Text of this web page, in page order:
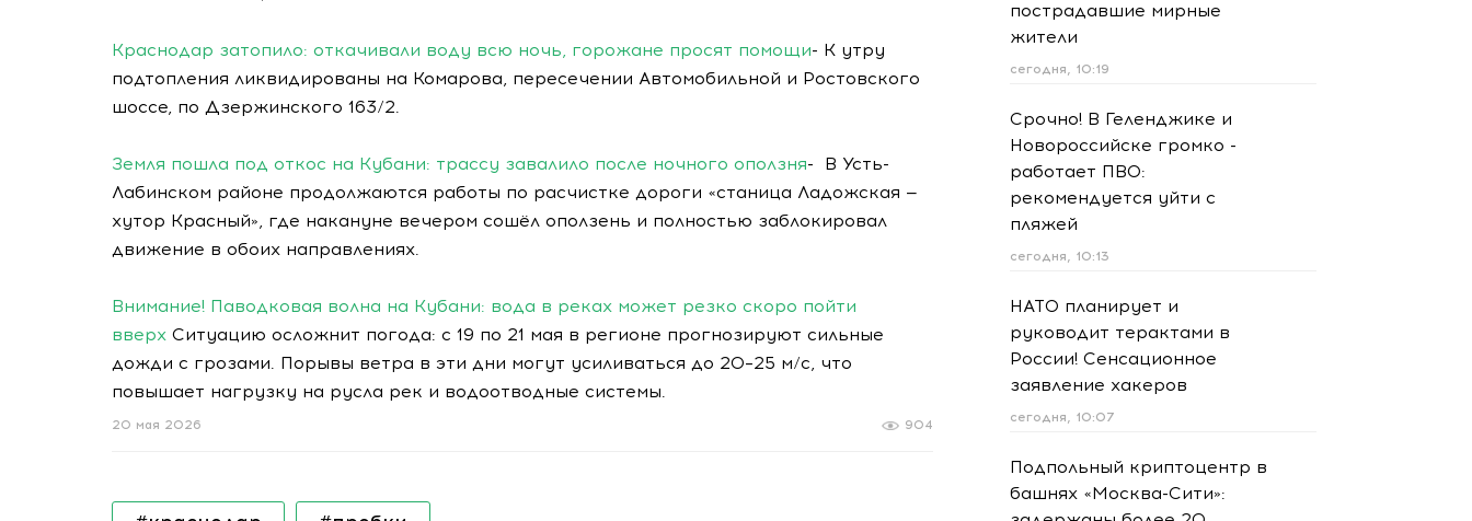
Краснодар затопило: откачивали воду всю ночь, горожане просят помощи- К утру
подтопления ликвидированы на Комарова, пересечении Автомобильной и Ростовского
шоссе, по Дзержинского 163/2.
Земля пошла под откос на Кубани: трассу завалило после ночного оползня- В Усть-
Лабинском районе продолжаются работы по расчистке дороги «станица Ладожская —
хутор Красный», где накануне вечером сошёл оползень и полностью заблокировал
движение в обоих направлениях.
Внимание! Паводковая волна на Кубани: вода в реках может резко скоро пойти
вверх Ситуацию осложнит погода: с 19 по 21 мая в регионе прогнозируют сильные
дожди с грозами. Порывы ветра в эти дни могут усиливаться до 20–25 м/с, что
повышает нагрузку на русла рек и водоотводные системы.
904
20 мая 2026
пострадавшие мирные
жители
сегодня, 10:19
Срочно! В Геленджике и
Новороссийске громко -
работает ПВО:
рекомендуется уйти с
пляжей
сегодня, 10:13
НАТО планирует и
руководит терактами в
России! Сенсационное
заявление хакеров
сегодня, 10:07
Подпольный криптоцентр в
башнях «Москва-Сити»: